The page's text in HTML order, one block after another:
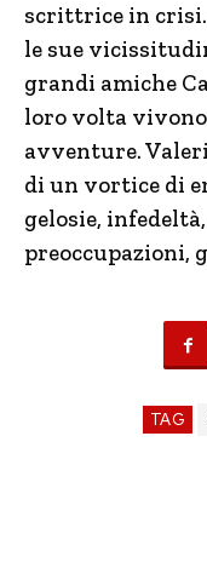
scrittrice in
le sue
grandi amiche
loro volta
avventure.
di un vortice di
gelosie,
preoccupazioni,
TAG